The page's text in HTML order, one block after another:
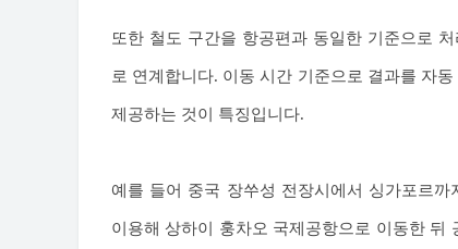
또한 철도 구간을 항공편과 동일한 기준으로
로 연계합니다. 이동 시간 기준으로 결과를 자
제공하는 것이 특징입니다.
예를 들어 중국 장쑤성 전장시에서 싱가포르
이용해 상하이 훙차오 국제공항으로 이동한 뒤